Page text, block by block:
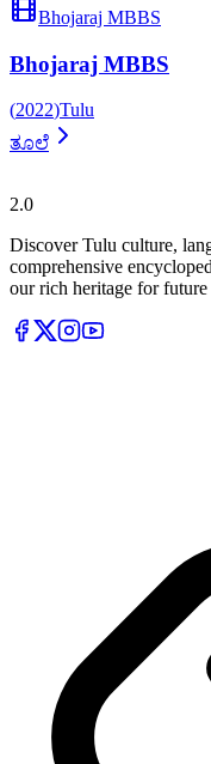
Bhojaraj MBBS
Bhojaraj MBBS
(2022)Tulu
ತೂಲೆ
2.0
Discover Tulu culture,
comprehensive
our rich heritage for future